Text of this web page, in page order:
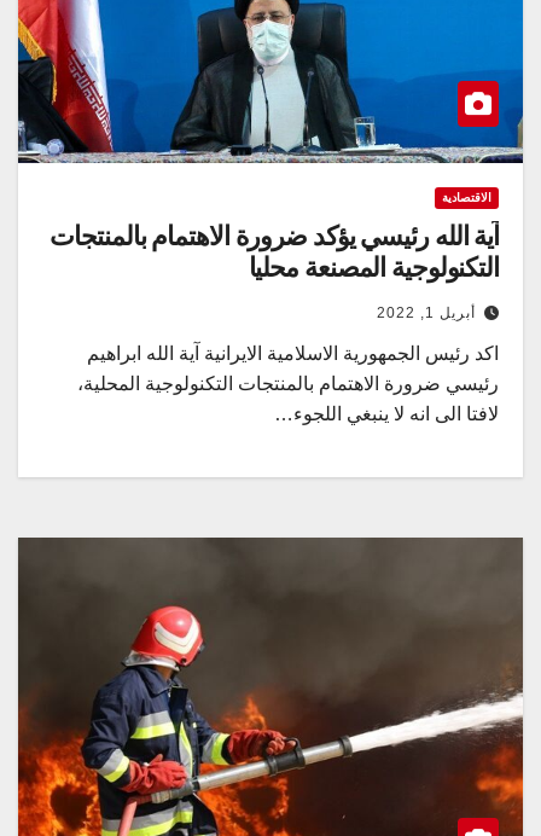
الاقتصادية
آية الله رئيسي يؤكد ضرورة الاهتمام بالمنتجات
التكنولوجية المصنعة محليا
أبريل 1, 2022
اكد رئيس الجمهورية الاسلامية الايرانية آية الله ابراهيم
رئيسي ضرورة الاهتمام بالمنتجات التكنولوجية المحلية،
لافتا الى انه لا ينبغي اللجوء…